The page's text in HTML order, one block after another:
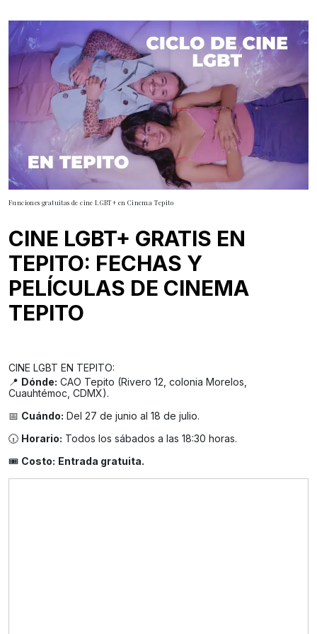
Funciones gratuitas de cine LGBT+ en Cinema Tepito
CINE LGBT+ GRATIS EN
TEPITO: FECHAS Y
PELÍCULAS DE CINEMA
TEPITO
CINE LGBT EN TEPITO:
📍 Dónde: CAO Tepito (Rivero 12, colonia Morelos,
Cuauhtémoc, CDMX).
📅 Cuándo: Del 27 de junio al 18 de julio.
🕡 Horario: Todos los sábados a las 18:30 horas.
🎟️ Costo: Entrada gratuita.